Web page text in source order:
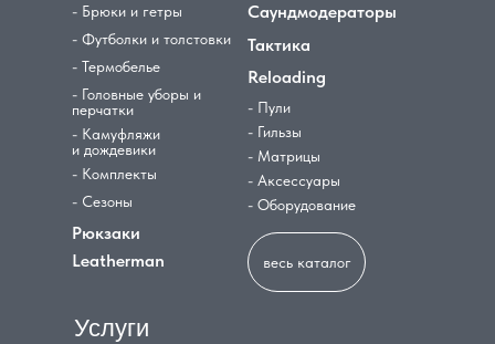
- Брюки и гетры
- Футболки и толстовки
- Термобелье
- Головные уборы и
перчатки
- Камуфляжи
и дождевики
- Комплекты
- Сезоны
Рюкзаки
Leatherman
Саундмодераторы
Тактика
Reloading
- Пули
- Гильзы
- Матрицы
- Аксессуары
- Оборудование
Услуги
весь каталог